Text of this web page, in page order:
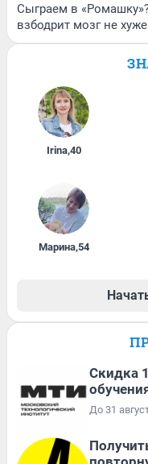
Сыграем в
взбодрит мозг не
Irina,40
Марина,54
Скидка
До 31